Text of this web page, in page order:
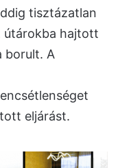
tisztázatlan
útárokba hajtott
borult. A
eljárást.